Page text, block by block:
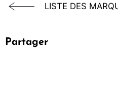
LISTE DES
Partager